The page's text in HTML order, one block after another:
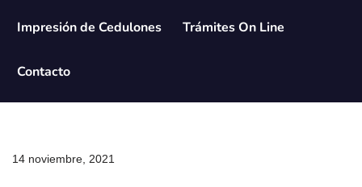
Impresión de Cedulones Trámites On Line
Contacto
14 noviembre, 2021